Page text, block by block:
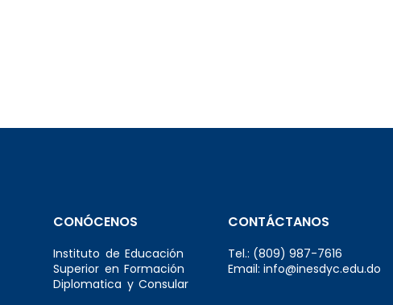
CONÓCENOS
Instituto de Educación
Superior en Formación
Diplomatica y Consular
CONTÁCTANOS
Tel.: (809) 987-7616
Email: info@inesdyc.edu.do